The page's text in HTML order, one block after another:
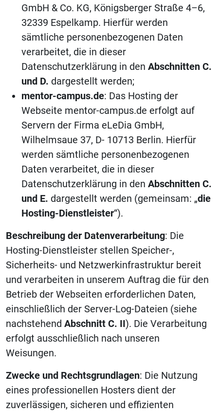
GmbH & Co. KG, Königsberger Straße 4–6,
32339 Espelkamp. Hierfür werden
sämtliche personenbezogenen Daten
verarbeitet, die in dieser
Datenschutzerklärung in den Abschnitten C.
und D. dargestellt werden;
mentor-campus.de: Das Hosting der
Webseite mentor-campus.de erfolgt auf
Servern der Firma eLeDia GmbH,
Wilhelmsaue 37, D- 10713 Berlin. Hierfür
werden sämtliche personenbezogenen
Daten verarbeitet, die in dieser
Datenschutzerklärung in den Abschnitten C.
und E. dargestellt werden (gemeinsam: „die
Hosting-Dienstleister“).
Beschreibung der Datenverarbeitung: Die
Hosting-Dienstleister stellen Speicher-,
Sicherheits- und Netzwerkinfrastruktur bereit
und verarbeiten in unserem Auftrag die für den
Betrieb der Webseiten erforderlichen Daten,
einschließlich der Server-Log-Dateien (siehe
nachstehend Abschnitt C. II). Die Verarbeitung
erfolgt ausschließlich nach unseren
Weisungen.
Zwecke und Rechtsgrundlagen: Die Nutzung
eines professionellen Hosters dient der
zuverlässigen, sicheren und effizienten